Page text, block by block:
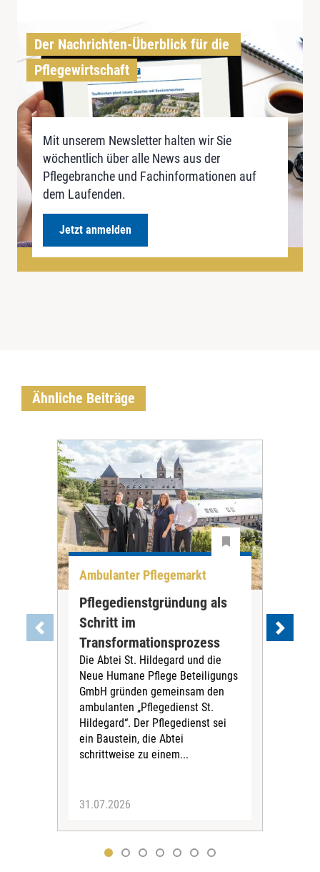
Der Nachrichten-Überblick für die
Pflegewirtschaft
Mit unserem Newsletter halten wir Sie
wöchentlich über alle News aus der
Pflegebranche und Fachinformationen auf
dem Laufenden.
Jetzt anmelden
Ähnliche Beiträge
Ambulanter Pflegemarkt
Pflegedienstgründung als
Schritt im
Transformationsprozess
Die Abtei St. Hildegard und die
Neue Humane Pflege Beteiligungs
GmbH gründen gemeinsam den
ambulanten „Pflegedienst St.
Hildegard“. Der Pflegedienst sei
ein Baustein, die Abtei
schrittweise zu einem...
31.07.2026